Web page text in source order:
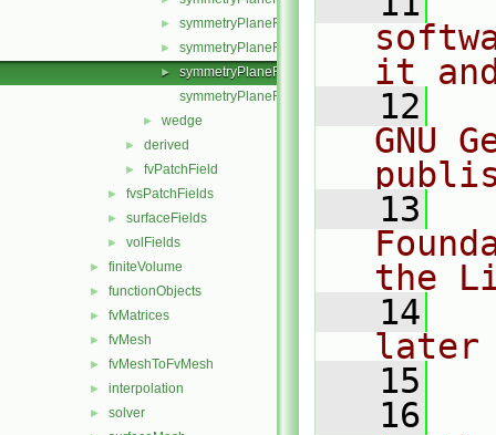
► symmetryPlaneFvPatchFields.C
► symmetryPlaneFvPatchFields.H
►
symmetryPlaneFvPatchFieldsFwd.H
symmetryPlaneFvPatchScalarField.C
► wedge
► derived
► fvPatchField
► fvsPatchFields
► surfaceFields
► volFields
► finiteVolume
► functionObjects
► fvMatrices
► fvMesh
► fvMeshToFvMesh
► interpolation
► solver
it
   12
GNU
   13
the
   14
later
   15
   16